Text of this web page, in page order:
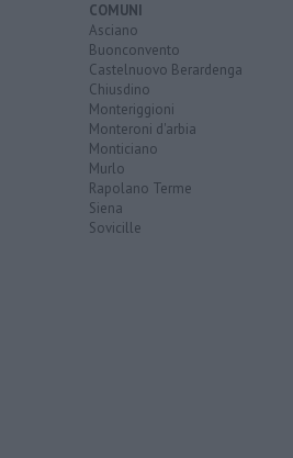
COMUNI
Asciano
Buonconvento
Castelnuovo Berardenga
Chiusdino
Monteriggioni
Monteroni d'arbia
Monticiano
Murlo
Rapolano Terme
Siena
Sovicille